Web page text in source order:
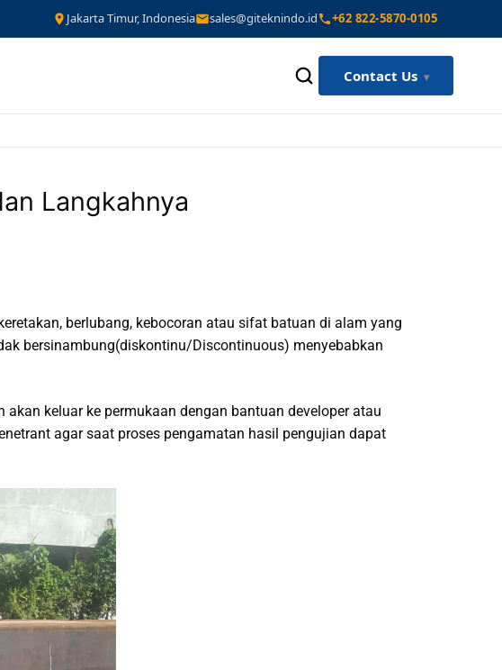
Jakarta Timur, Indonesia sales@giteknindo.id +62 822-5870-0105
Contact Us
Langkahnya
berlubang, kebocoran atau sifat batuan di alam yang
bersinambung(diskontinu/Discontinuous) menyebabkan
keluar ke permukaan dengan bantuan developer atau
agar saat proses pengamatan hasil pengujian dapat